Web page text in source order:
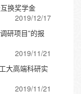
换奖学金
2019/12/17
研项目”的报
2019/11/21
大高端科研实
2019/11/21